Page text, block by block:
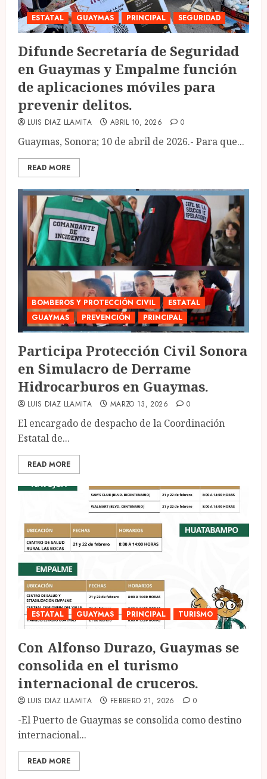
ESTATAL GUAYMAS PRINCIPAL SEGURIDAD
Difunde Secretaría de Seguridad
en Guaymas y Empalme función
de aplicaciones móviles para
prevenir delitos.
LUIS DIAZ LLAMITA ABRIL 10, 2026 0
Guaymas, Sonora; 10 de abril de 2026.- Para que...
READ MORE
BOMBEROS Y PROTECCIÓN CIVIL
ESTATAL
GUAYMAS
PREVENCIÓN PRINCIPAL
Participa Protección Civil Sonora
en Simulacro de Derrame
Hidrocarburos en Guaymas.
LUIS DIAZ LLAMITA MARZO 13, 2026 0
El encargado de despacho de la Coordinación
Estatal de...
READ MORE
ESTATAL GUAYMAS PRINCIPAL TURISMO
Con Alfonso Durazo, Guaymas se
consolida en el turismo
internacional de cruceros.
LUIS DIAZ LLAMITA FEBRERO 21, 2026 0
-El Puerto de Guaymas se consolida como destino
internacional...
READ MORE